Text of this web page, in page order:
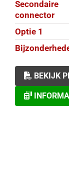
Secondaire
connector
Optie 1
BEKIJK